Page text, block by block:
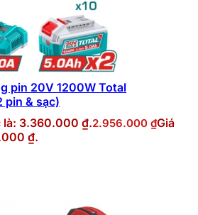
pin 20V 1200W Total
pin & sạc)
là: 3.360.000 ₫.2.956.000 ₫Giá
₫.